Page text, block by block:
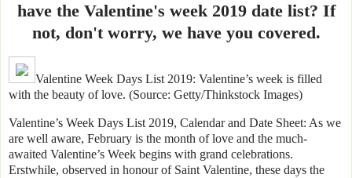
have the Valentine's week 2019 date list? If
not, don't worry, we have you covered.
Valentine Week Days List 2019: Valentine’s week is filled
with the beauty of love. (Source: Getty/Thinkstock Images)
Valentine’s Week Days List 2019, Calendar and Date Sheet: As we
are well aware, February is the month of love and the much-
awaited Valentine’s Week begins with grand celebrations.
Erstwhile, observed in honour of Saint Valentine, these days the